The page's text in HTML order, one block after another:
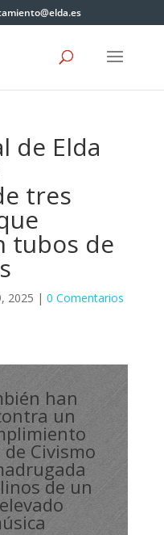
de Elda
tres
tubos de
2025 | 0 Comentarios
han
un
Civismo
de un